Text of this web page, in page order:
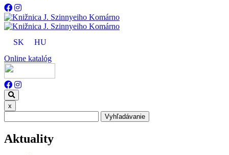
SK
HU
Online katalóg
x
Vyhľadávanie
Aktuality